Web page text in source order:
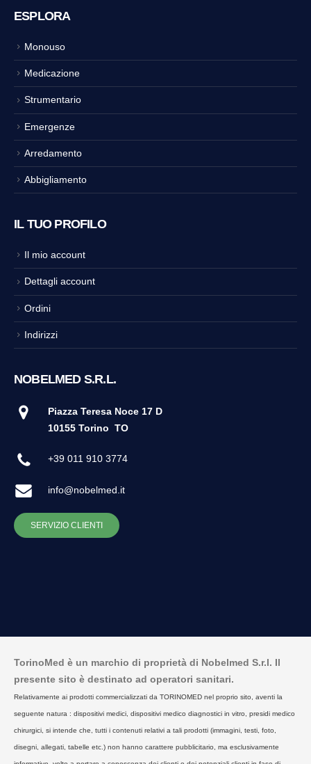
ESPLORA
Monouso
Medicazione
Strumentario
Emergenze
Arredamento
Abbigliamento
IL TUO PROFILO
Il mio account
Dettagli account
Ordini
Indirizzi
NOBELMED S.R.L.
Piazza Teresa Noce 17 D
10155 Torino TO
+39 011 910 3774
info@nobelmed.it
SERVIZIO CLIENTI
TorinoMed è un marchio di proprietà di Nobelmed S.r.l. Il
presente sito è destinato ad operatori sanitari.
Relativamente ai prodotti commercializzati da TORINOMED nel proprio sito, aventi la
seguente natura : dispositivi medici, dispositivi medico diagnostici in vitro, presidi medico
chirurgici, si intende che, tutti i contenuti relativi a tali prodotti (immagini, testi, foto,
disegni, allegati, tabelle etc.) non hanno carattere pubblicitario, ma esclusivamente